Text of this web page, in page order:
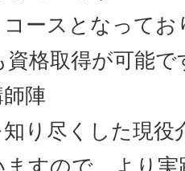
スとなってお
格取得が可能で
陣
尽くした現役